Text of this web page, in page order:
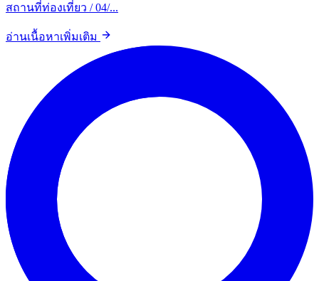
สถานที่ท่องเที่ยว / 04/...
อ่านเนื้อหาเพิ่มเติม